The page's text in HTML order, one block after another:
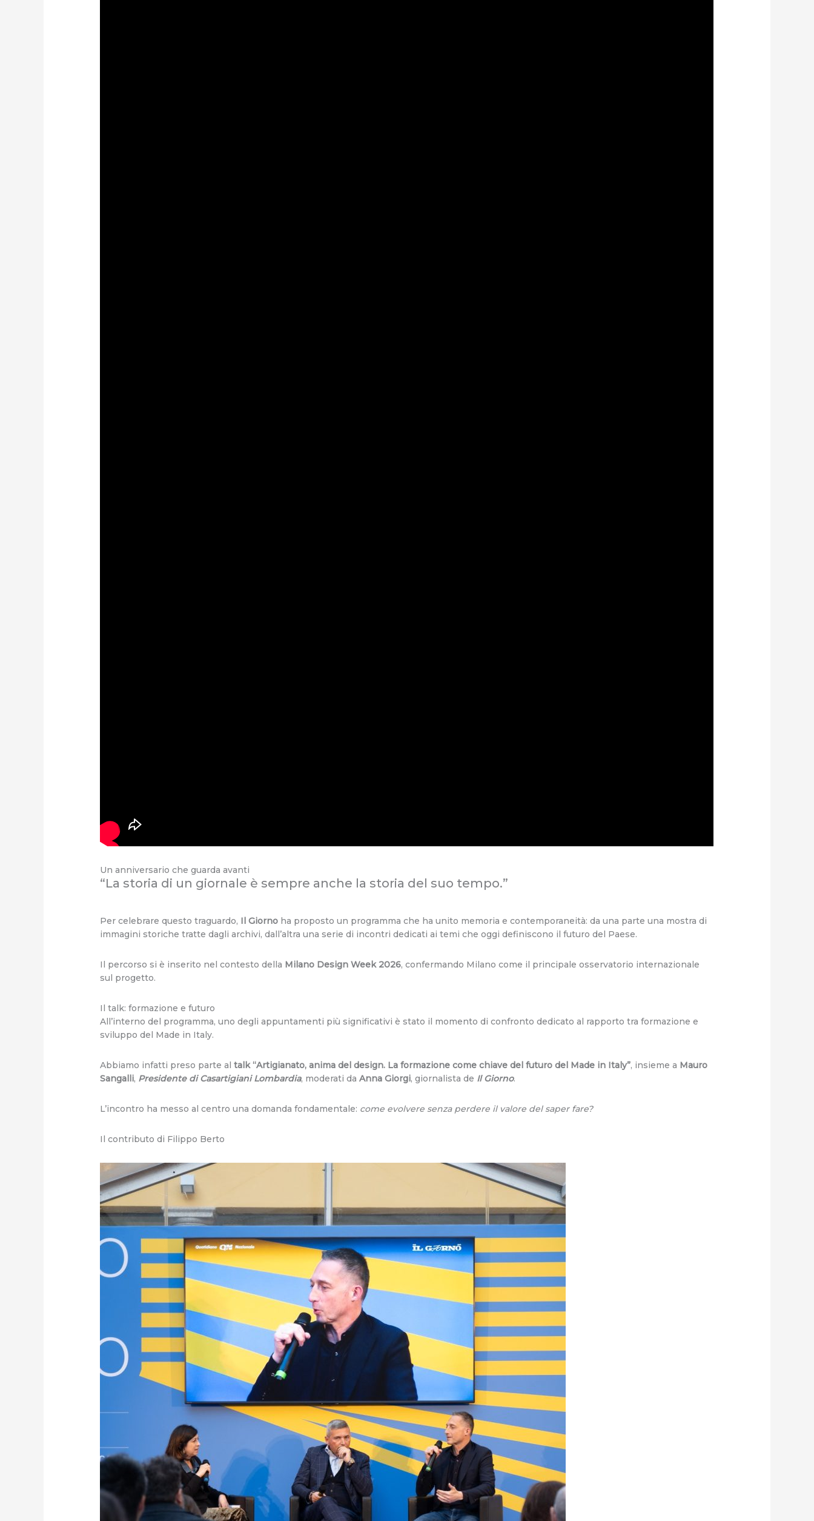
Un anniversario che guarda avanti
“La storia di un giornale è sempre anche la storia del suo tempo.”
Per celebrare questo traguardo, Il Giorno ha proposto un programma che ha unito memoria e contemporaneità: da una parte una mostra di
immagini storiche tratte dagli archivi, dall’altra una serie di incontri dedicati ai temi che oggi definiscono il futuro del Paese.
Il percorso si è inserito nel contesto della Milano Design Week 2026, confermando Milano come il principale osservatorio internazionale
sul progetto.
Il talk: formazione e futuro
All’interno del programma, uno degli appuntamenti più significativi è stato il momento di confronto dedicato al rapporto tra formazione e
sviluppo del Made in Italy.
Abbiamo infatti preso parte altalk “Artigianato, anima del design. La formazione come chiave del futuro del Made in Italy”, insieme a Mauro
Sangalli, Presidente di Casartigiani Lombardia, moderati daAnna Giorgi, giornalista de Il Giorno.
L’incontro ha messo al centro una domanda fondamentale: come evolvere senza perdere il valore del saper fare?
Il contributo di Filippo Berto